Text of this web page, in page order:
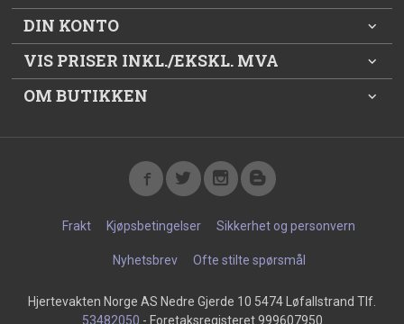
DIN KONTO
VIS PRISER INKL./EKSKL. MVA
OM BUTIKKEN
Frakt Kjøpsbetingelser Sikkerhet og personvern
Nyhetsbrev Ofte stilte spørsmål
Hjertevakten Norge AS Nedre Gjerde 10 5474 Løfallstrand Tlf.
53482050 - Foretaksregisteret 999607950